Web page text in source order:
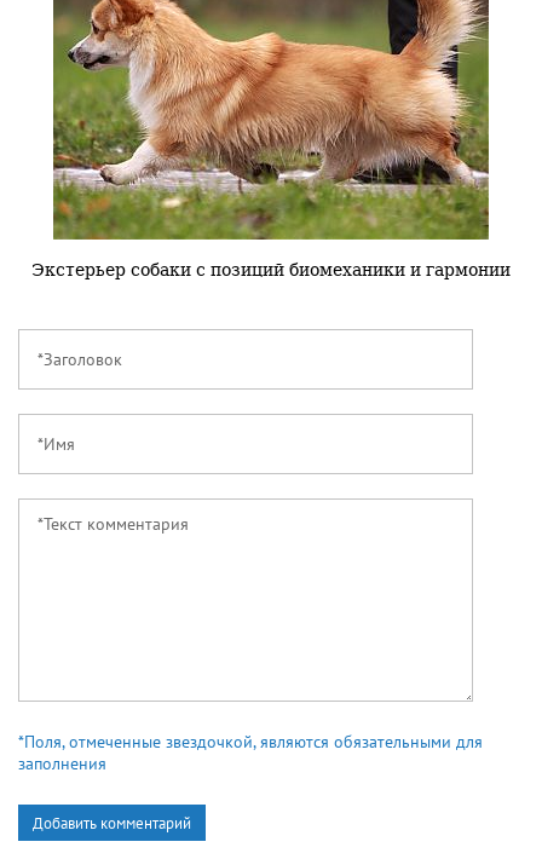
Экстерьер собаки с позиций биомеханики и гармонии
*Поля, отмеченные звездочкой, являются обязательными для
заполнения